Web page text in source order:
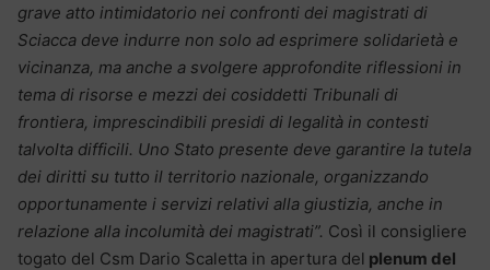
grave atto intimidatorio nei confronti dei magistrati di
Sciacca deve indurre non solo ad esprimere solidarietà e
vicinanza, ma anche a svolgere approfondite riflessioni in
tema di risorse e mezzi dei cosiddetti Tribunali di
frontiera, imprescindibili presidi di legalità in contesti
talvolta difficili. Uno Stato presente deve garantire la tutela
dei diritti su tutto il territorio nazionale, organizzando
opportunamente i servizi relativi alla giustizia, anche in
relazione alla incolumità dei magistrati”. Così il consigliere
togato del Csm Dario Scaletta in apertura del plenum del